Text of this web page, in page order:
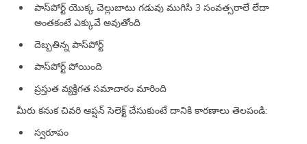
పాస్‌పోర్ట్ యొక్క చెల్లుబాటు గడువు ముగిసి 3 సంవత్సరాలే లేదా
అంతకంటే ఎక్కువే అవుతోంది
దెబ్బతిన్న పాస్‌పోర్ట్
పాస్‌పోర్ట్ పోయింది
ప్రస్తుత వ్యక్తిగత సమాచారం మారింది
మీరు కనుక చివరి ఆప్షన్ సెలెక్ట్ చేసుకుంటే దానికి కారణాలు తెలపండి:
స్వరూపం